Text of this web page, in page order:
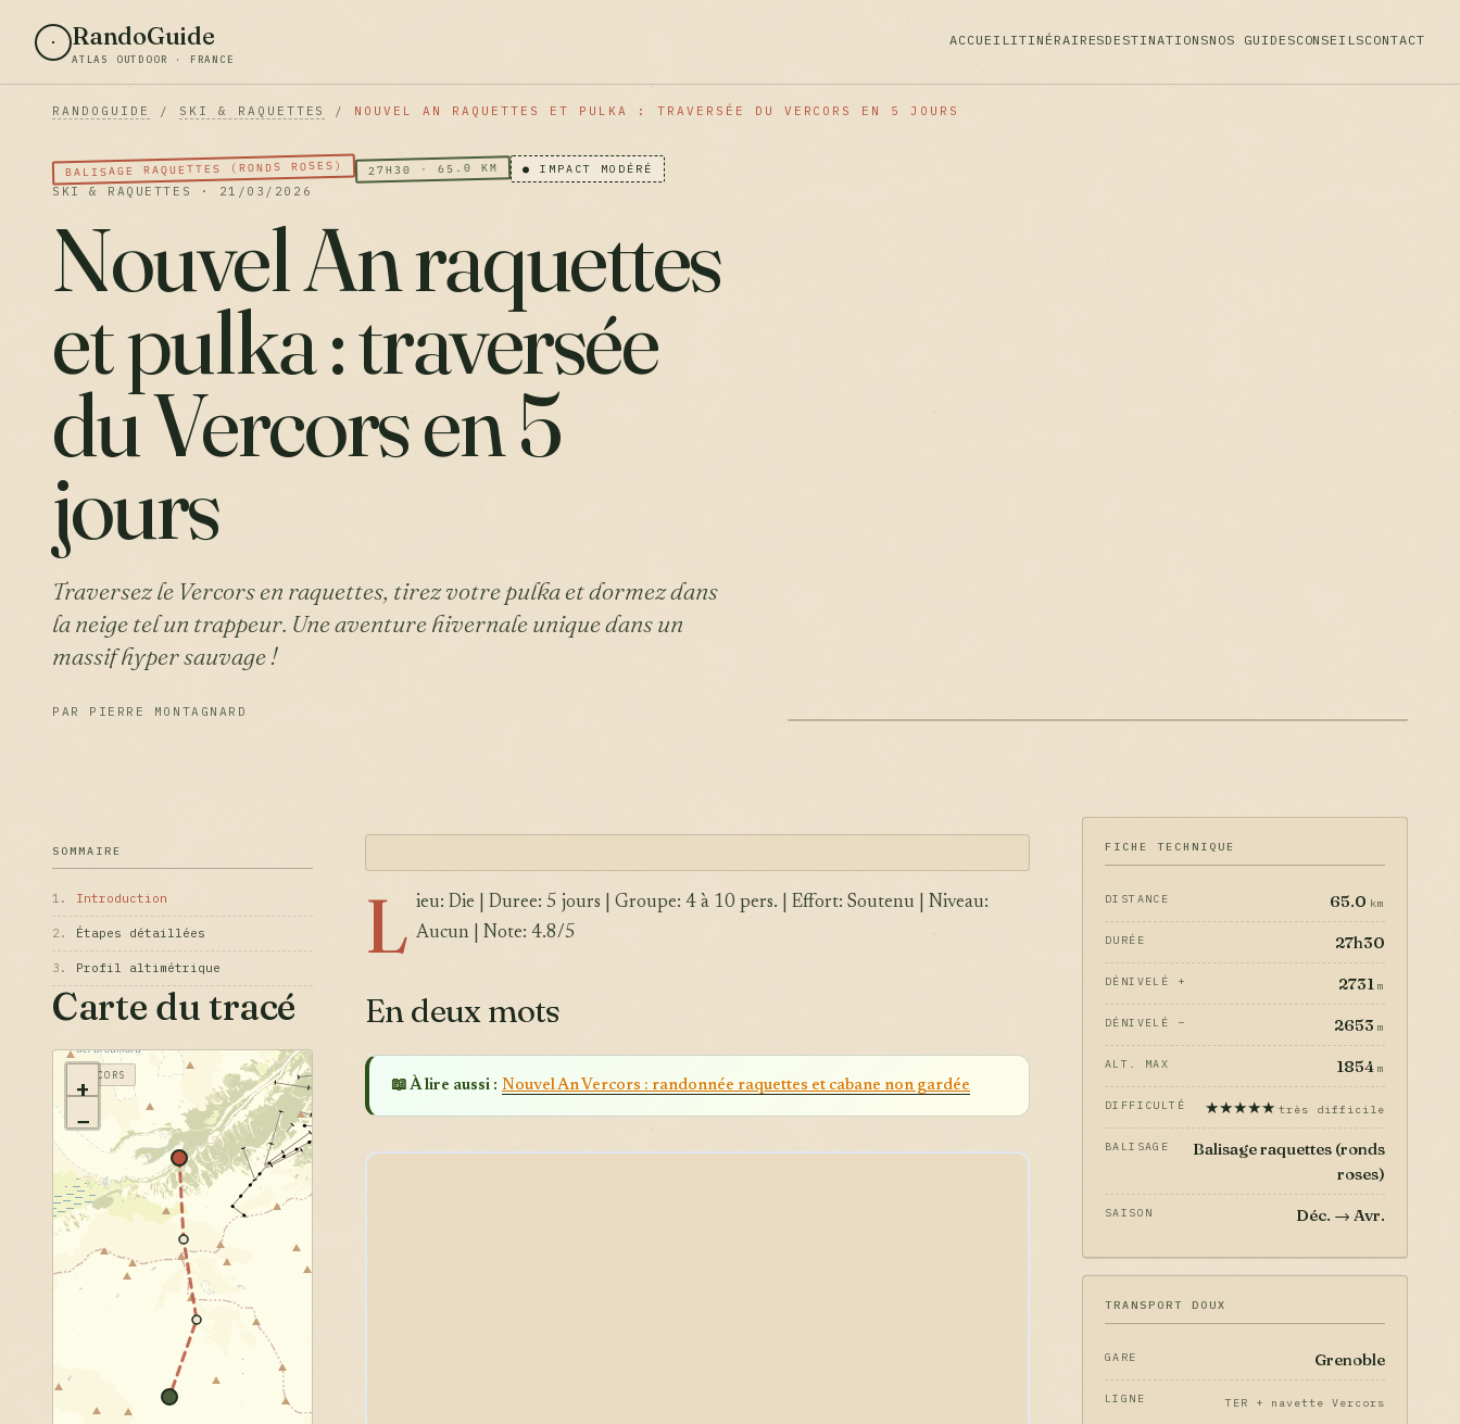
RandoGuide
ATLAS OUTDOOR · FRANCE
ACCUEILITINÉRAIRESDESTINATIONSNOS GUIDESCONSEILSCONTACT
RANDOGUIDE / SKI & RAQUETTES / NOUVEL AN RAQUETTES ET PULKA : TRAVERSÉE DU VERCORS EN 5 JOURS
BALISAGE RAQUETTES (RONDS ROSES) 27H30 · 65.0 KM ● IMPACT MODÉRÉ
SKI & RAQUETTES · 21/03/2026
Nouvel An raquettes
et pulka : traversée
du Vercors en 5
jours
Traversez le Vercors en raquettes, tirez votre pulka et dormez dans
la neige tel un trappeur. Une aventure hivernale unique dans un
massif hyper sauvage !
PAR PIERRE MONTAGNARD
SOMMAIRE
1. Introduction
2. Étapes détaillées
3. Profil altimétrique
Carte du tracé
+
−
VERCORS
L ieu: Die | Duree: 5 jours | Groupe: 4 à 10 pers. | Effort: Soutenu | Niveau:
Aucun | Note: 4.8/5
En deux mots
📖 À lire aussi : Nouvel An Vercors : randonnée raquettes et cabane non gardée
FICHE TECHNIQUE
DISTANCE 65.0 km
DURÉE 27h30
DÉNIVELÉ + 2731 m
DÉNIVELÉ − 2653 m
ALT. MAX 1854 m
DIFFICULTÉ ★★★★★ très difficile
BALISAGE
Balisage raquettes (ronds
roses)
SAISON Déc. → Avr.
TRANSPORT DOUX
GARE Grenoble
LIGNE TER + navette Vercors